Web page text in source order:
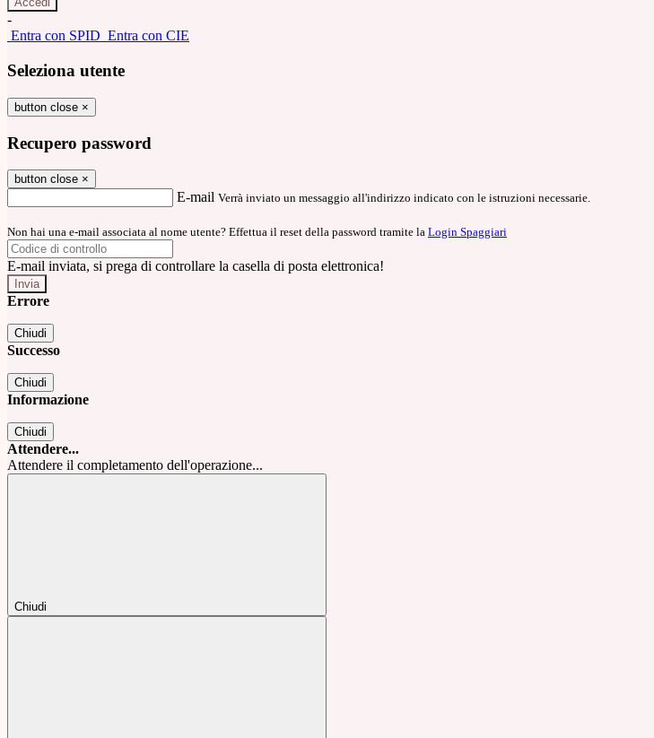
-
Entra con SPID Entra con CIE
Seleziona utente
button close ×
Recupero password
button close ×
E-mail Verrà inviato un messaggio all'indirizzo indicato con le istruzioni necessarie.
Non hai una e-mail associata al nome utente? Effettua il reset della password tramite la Login Spaggiari
E-mail inviata, si prega di controllare la casella di posta elettronica!
Errore
Chiudi
Successo
Chiudi
Informazione
Chiudi
Attendere...
Attendere il completamento dell'operazione...
Chiudi